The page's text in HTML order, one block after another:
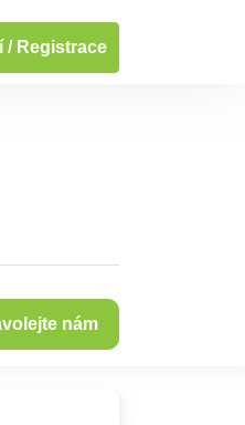
/ Registrace
... Zobrazit fotografie
nám